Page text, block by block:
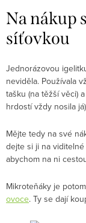
Na nákup
síťovkou
Jednorázovou
neviděla. Používala
tašku (na těžší věci) a
hrdostí vždy nosila
Mějte tedy na své
dejte si ji na
abychom na ni
Mikroteňáky je
ovoce. Ty se dají